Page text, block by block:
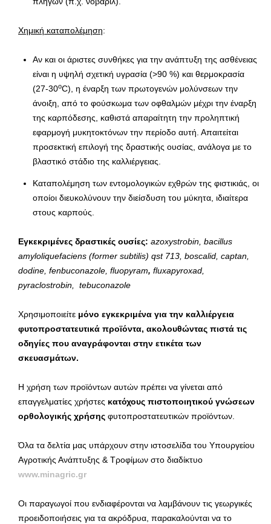
Χημική καταπολέμηση:
Αν και οι άριστες συνθήκες για την ανάπτυξη της ασθένειας
είναι η υψηλή σχετική υγρασία (>90 %) και θερμοκρασία
(27-30οC), η έναρξη των πρωτογενών μολύνσεων την
άνοιξη, από το φούσκωμα των οφθαλμών μέχρι την έναρξη
της καρπόδεσης, καθιστά απαραίτητη την προληπτική
εφαρμογή μυκητοκτόνων την περίοδο αυτή. Απαιτείται
προσεκτική επιλογή της δραστικής ουσίας, ανάλογα με το
βλαστικό στάδιο της καλλιέργειας.
Καταπολέμηση των εντομολογικών εχθρών της φιστικιάς, οι
οποίοι διευκολύνουν την διείσδυση του μύκητα, ιδιαίτερα
στους καρπούς.
Εγκεκριμένες δραστικές ουσίες: azoxystrobin, bacillus
amyloliquefaciens (former subtilis) qst713, boscalid, captan,
dodine, fenbuconazole, fluopyram, fluxapyroxad,
pyraclostrobin, tebuconazole
Χρησιμοποιείτε μόνο εγκεκριμένα για την καλλιέργεια
φυτοπροστατευτικά προϊόντα, ακολουθώντας πιστά τις
οδηγίες που αναγράφονται στην ετικέτα των
σκευασμάτων.
Η χρήση των προϊόντων αυτών πρέπει να γίνεται από
επαγγελματίες χρήστες κατόχους πιστοποιητικού γνώσεων
ορθολογικής χρήσης φυτοπροστατευτικών προϊόντων.
Όλα τα δελτία μας υπάρχουν στην ιστοσελίδα του Υπουργείου
Αγροτικής Ανάπτυξης & Τροφίμων στο διαδίκτυο
www.minagric.gr
Οι παραγωγοί που ενδιαφέρονται να λαμβάνουν τις γεωργικές
προειδοποιήσεις για τα ακρόδρυα, παρακαλούνται να το